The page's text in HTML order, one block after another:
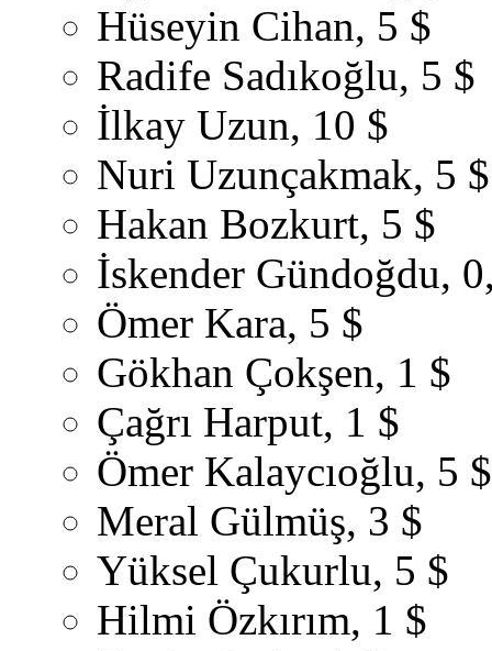
Hüseyin Cihan, 5 $
Radife Sadıkoğlu, 5 $
İlkay Uzun, 10 $
Nuri Uzunçakmak, 5 $
Hakan Bozkurt, 5 $
İskender Gündoğdu,
Ömer Kara, 5 $
Gökhan Çokşen, 1 $
Çağrı Harput, 1 $
Ömer Kalaycıoğlu, 5 $
Meral Gülmüş, 3 $
Yüksel Çukurlu, 5 $
Hilmi Özkırım, 1 $